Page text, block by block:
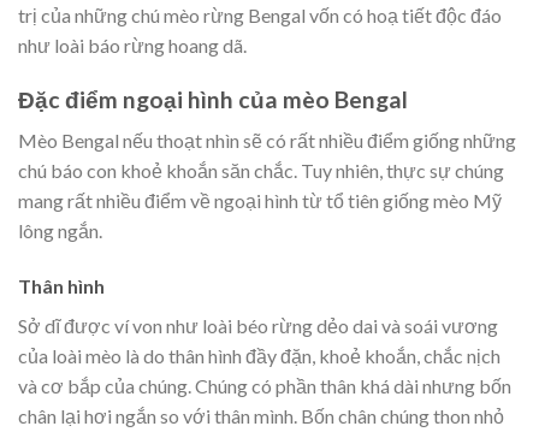
trị của những chú mèo rừng Bengal vốn có hoạ tiết độc đáo
như loài báo rừng hoang dã.
Đặc điểm ngoại hình của mèo Bengal
Mèo Bengal nếu thoạt nhìn sẽ có rất nhiều điểm giống những
chú báo con khoẻ khoắn săn chắc. Tuy nhiên, thực sự chúng
mang rất nhiều điểm về ngoại hình từ tổ tiên giống mèo Mỹ
lông ngắn.
Thân hình
Sở dĩ được ví von như loài béo rừng dẻo dai và soái vương
của loài mèo là do thân hình đầy đặn, khoẻ khoắn, chắc nịch
và cơ bắp của chúng. Chúng có phần thân khá dài nhưng bốn
chân lại hơi ngắn so với thân mình. Bốn chân chúng thon nhỏ